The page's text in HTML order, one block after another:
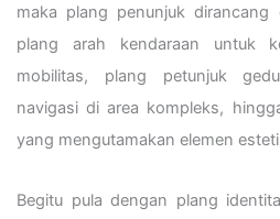
maka plang penunjuk dirancang
plang arah kendaraan untuk
mobilitas, plang petunjuk
navigasi di area kompleks,
yang mengutamakan elemen
Begitu pula dengan plang